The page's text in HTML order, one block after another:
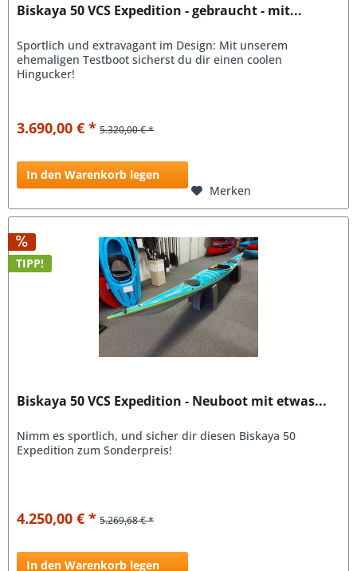
Biskaya 50 VCS Expedition - gebraucht - mit...
Sportlich und extravagant im Design: Mit unserem
ehemaligen Testboot sicherst du dir einen coolen
Hingucker!
3.690,00 € * 5.320,00 € *
In den Warenkorb legen
Merken
TIPP!
Biskaya 50 VCS Expedition - Neuboot mit etwas...
Nimm es sportlich, und sicher dir diesen Biskaya 50
Expedition zum Sonderpreis!
4.250,00 € * 5.269,68 € *
In den Warenkorb legen